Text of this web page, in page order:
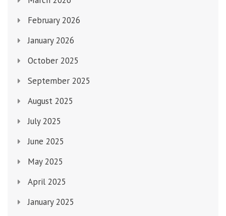
February 2026
January 2026
October 2025
September 2025
August 2025
July 2025
June 2025
May 2025
April 2025
January 2025